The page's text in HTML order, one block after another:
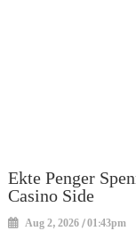
Ekte Penger
Casino Side
Aug 2, 2026 / 01:43pm